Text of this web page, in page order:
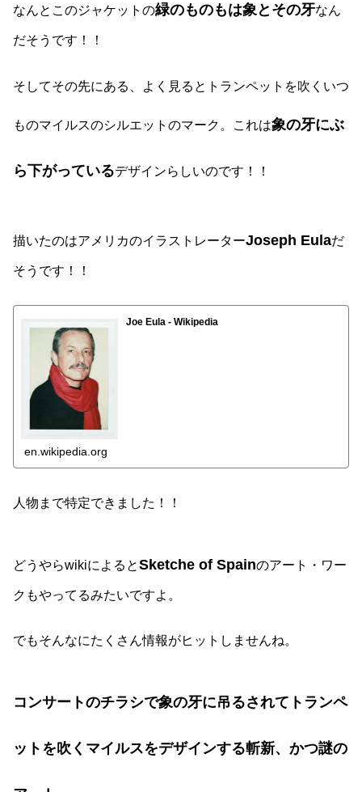
なんとこのジャケットの緑のものもは象とその牙なん
だそうです！！
そしてその先にある、よく見るとトランペットを吹くいつ
ものマイルスのシルエットのマーク。これは象の牙にぶ
ら下がっているデザインらしいのです！！
描いたのはアメリカのイラストレーターJoseph Eulaだ
そうです！！
Joe Eula - Wikipedia
en.wikipedia.org
人物まで特定できました！！
どうやらwikiによるとSketche of Spainのアート・ワー
クもやってるみたいですよ。
でもそんなにたくさん情報がヒットしませんね。
コンサートのチラシで象の牙に吊るされてトランペ
ットを吹くマイルスをデザインする斬新、かつ謎の